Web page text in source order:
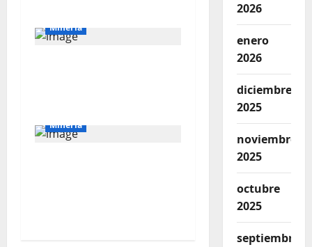
Mineria
Mineria
2026
enero
2026
diciembre
2025
noviembre
2025
octubre
2025
septiembre